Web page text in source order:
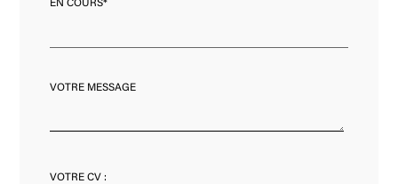
EN COURS*
VOTRE MESSAGE
VOTRE CV :